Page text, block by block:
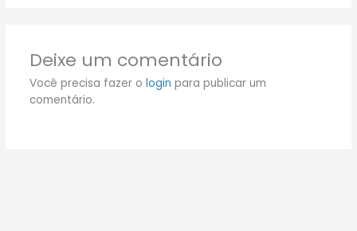
Deixe um comentário
Você precisa fazer o login para publicar um
comentário.